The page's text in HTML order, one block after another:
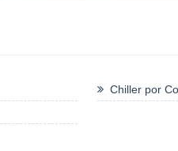
Chiller por